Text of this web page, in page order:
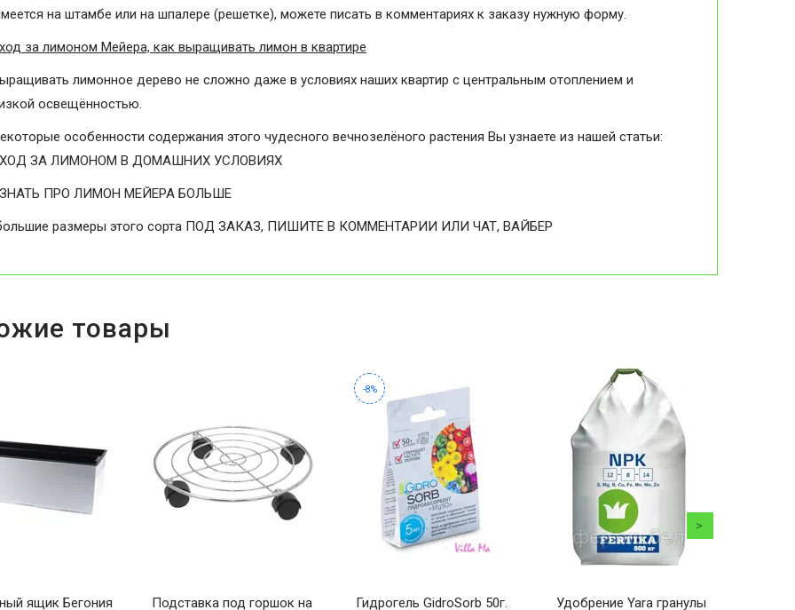
на штамбе или на шпалере (решетке), можете писать в комментариях к заказу нужную форму.
за лимоном Мейера, как выращивать лимон в квартире
лимонное дерево не сложно даже в условиях наших квартир с центральным отоплением и
освещённостью.
особенности содержания этого чудесного вечнозелёного растения Вы узнаете из нашей статьи:
ЗА ЛИМОНОМ В ДОМАШНИХ УСЛОВИЯХ
ПРО ЛИМОН МЕЙЕРА БОЛЬШЕ
размеры этого сорта ПОД ЗАКАЗ, ПИШИТЕ В КОММЕНТАРИИ ИЛИ ЧАТ, ВАЙБЕР
товары
ящик Бегония
Подставка под горшок на
-8%
Гидрогель GidroSorb 50г. Удобрение Yara гранулы